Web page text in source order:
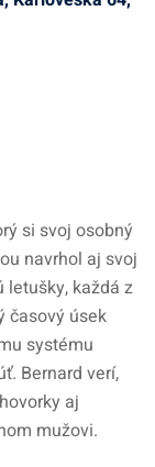
si svoj osobný
navrhol aj svoj
každá z
časový úsek
systému
Bernard verí,
aj
mužovi.